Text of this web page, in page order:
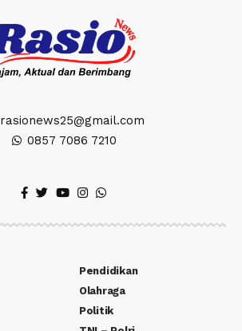
rasionews25@gmail.com
0857 7086 7210
Pendidikan
Olahraga
Politik